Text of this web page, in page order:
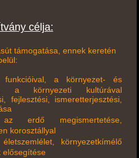
célja:
támogatása, ennek keretén
a környezet- és
a környezeti kultúrával
fejlesztési, ismeretterjesztési,
erdő megismertetése,
korosztállyal
környezetkímélő
elősegítése